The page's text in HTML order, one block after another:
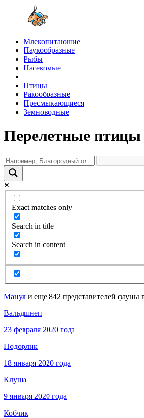
Млекопитающие
Паукообразные
Рыбы
Насекомые
Птицы
Ракообразные
Пресмыкающиеся
Земноводные
Перелетные птицы
Exact matches only
Search in title
Search in content
Манул и еще 842 представителей фауны
Вальдшнеп
23 февраля 2020 года
Подорлик
18 января 2020 года
Клуша
9 января 2020 года
Кобчик